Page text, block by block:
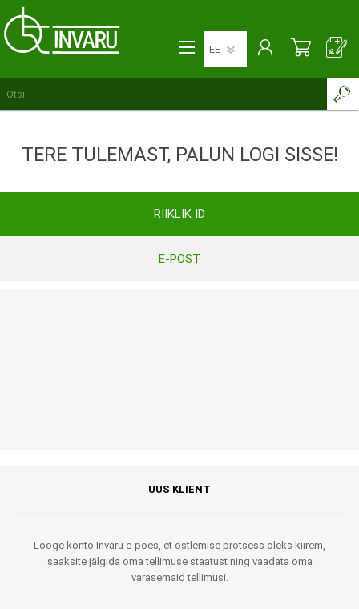
TERE TULEMAST, PALUN LOGI SISSE!
RIIKLIK ID
E-POST
UUS KLIENT
Looge konto Invaru e-poes, et ostlemise protsess oleks kiirem,
saaksite jälgida oma tellimuse staatust ning vaadata oma
varasemaid tellimusi.